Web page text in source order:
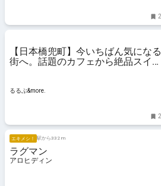
2
【日本橋兜町】今いちばん気になる
街へ。話題のカフェから絶品スイー
るるぶ&more.
2
エキメシ！ 駅から332 m
ラグマン
アロヒディン